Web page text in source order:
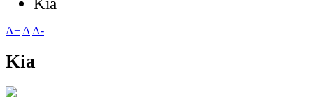
A+ A A-
Kia